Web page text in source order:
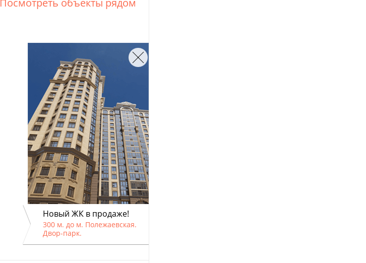
Посмотреть объекты рядом
Новый ЖК в продаже!
300 м. до м. Полежаевская.
Двор-парк.